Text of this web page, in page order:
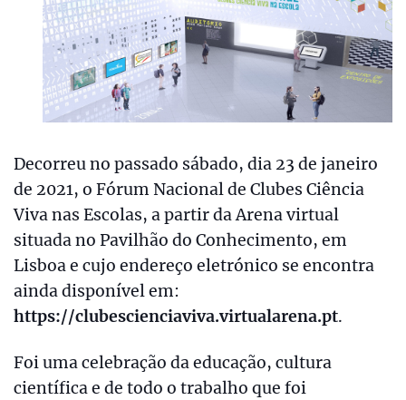
Decorreu no passado sábado, dia 23 de janeiro
de 2021, o Fórum Nacional de Clubes Ciência
Viva nas Escolas, a partir da Arena virtual
situada no Pavilhão do Conhecimento, em
Lisboa e cujo endereço eletrónico se encontra
ainda disponível em:
https://clubescienciaviva.virtualarena.pt.
Foi uma celebração da educação, cultura
científica e de todo o trabalho que foi